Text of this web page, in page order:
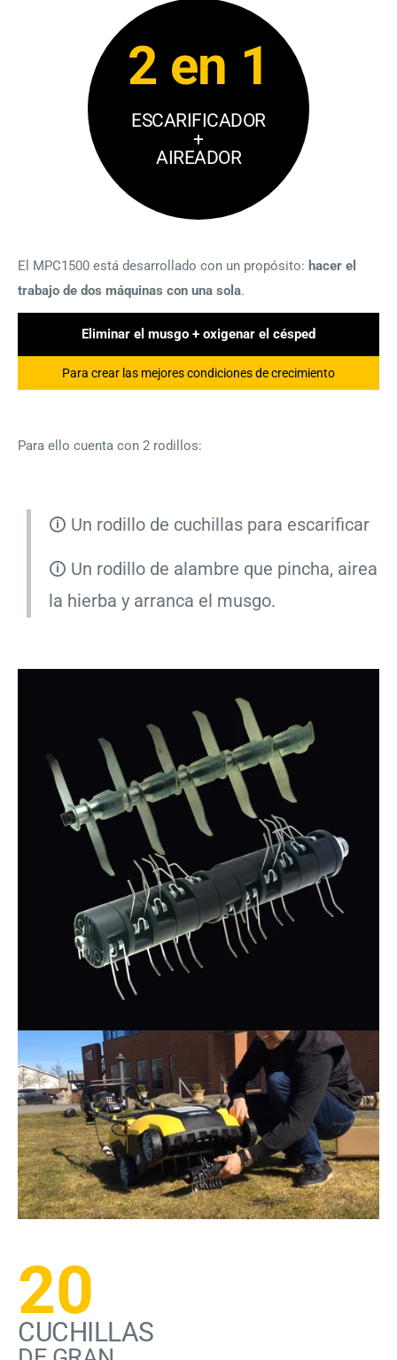
2 en 1
ESCARIFICADOR
+
AIREADOR
El MPC1500 está desarrollado con un propósito: hacer el
trabajo de dos máquinas con una sola.
Eliminar el musgo + oxigenar el césped
Para crear las mejores condiciones de crecimiento
Para ello cuenta con 2 rodillos:
🛈 Un rodillo de cuchillas para escarificar
🛈 Un rodillo de alambre que pincha, airea
la hierba y arranca el musgo.
20
CUCHILLAS